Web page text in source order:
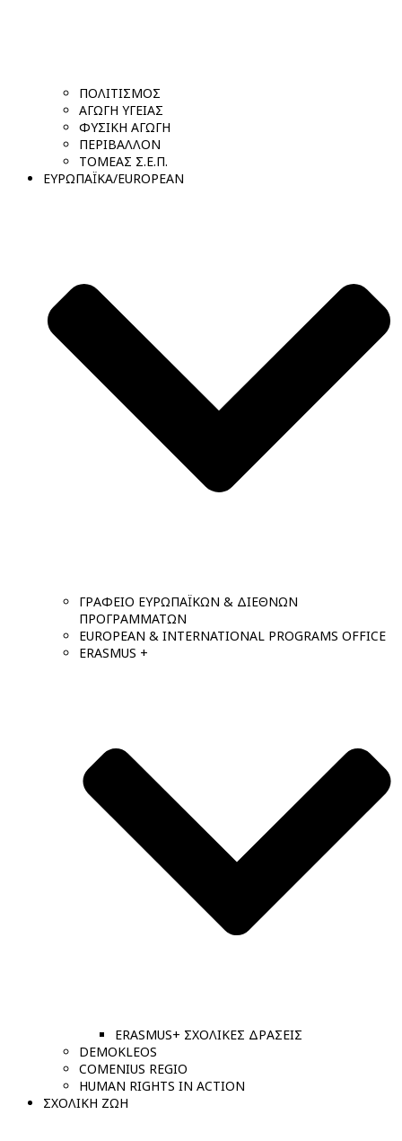
ΠΟΛΙΤΙΣΜΟΣ
ΑΓΩΓΗ ΥΓΕΙΑΣ
ΦΥΣΙΚΗ ΑΓΩΓΗ
ΠΕΡΙΒΑΛΛΟΝ
ΤΟΜΕΑΣ Σ.Ε.Π.
ΕΥΡΩΠΑΪΚΑ/EUROPEAN
ΓΡΑΦΕΙΟ ΕΥΡΩΠΑΪΚΩΝ & ΔΙΕΘΝΩΝ
ΠΡΟΓΡΑΜΜΑΤΩΝ
EUROPEAN & INTERNATIONAL PROGRAMS OFFICE
ERASMUS +
ERASMUS+ ΣΧΟΛΙΚΕΣ ΔΡΑΣΕΙΣ
DEMOKLEOS
COMENIUS REGIO
HUMAN RIGHTS IN ACTION
ΣΧΟΛΙΚΗ ΖΩΗ